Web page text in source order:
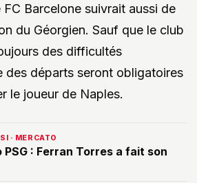
Barcelone suivrait aussi de
du Géorgien. Sauf que le club
des difficultés
des départs seront obligatoires
le joueur de Naples.
· MERCATO
: Ferran Torres a fait son